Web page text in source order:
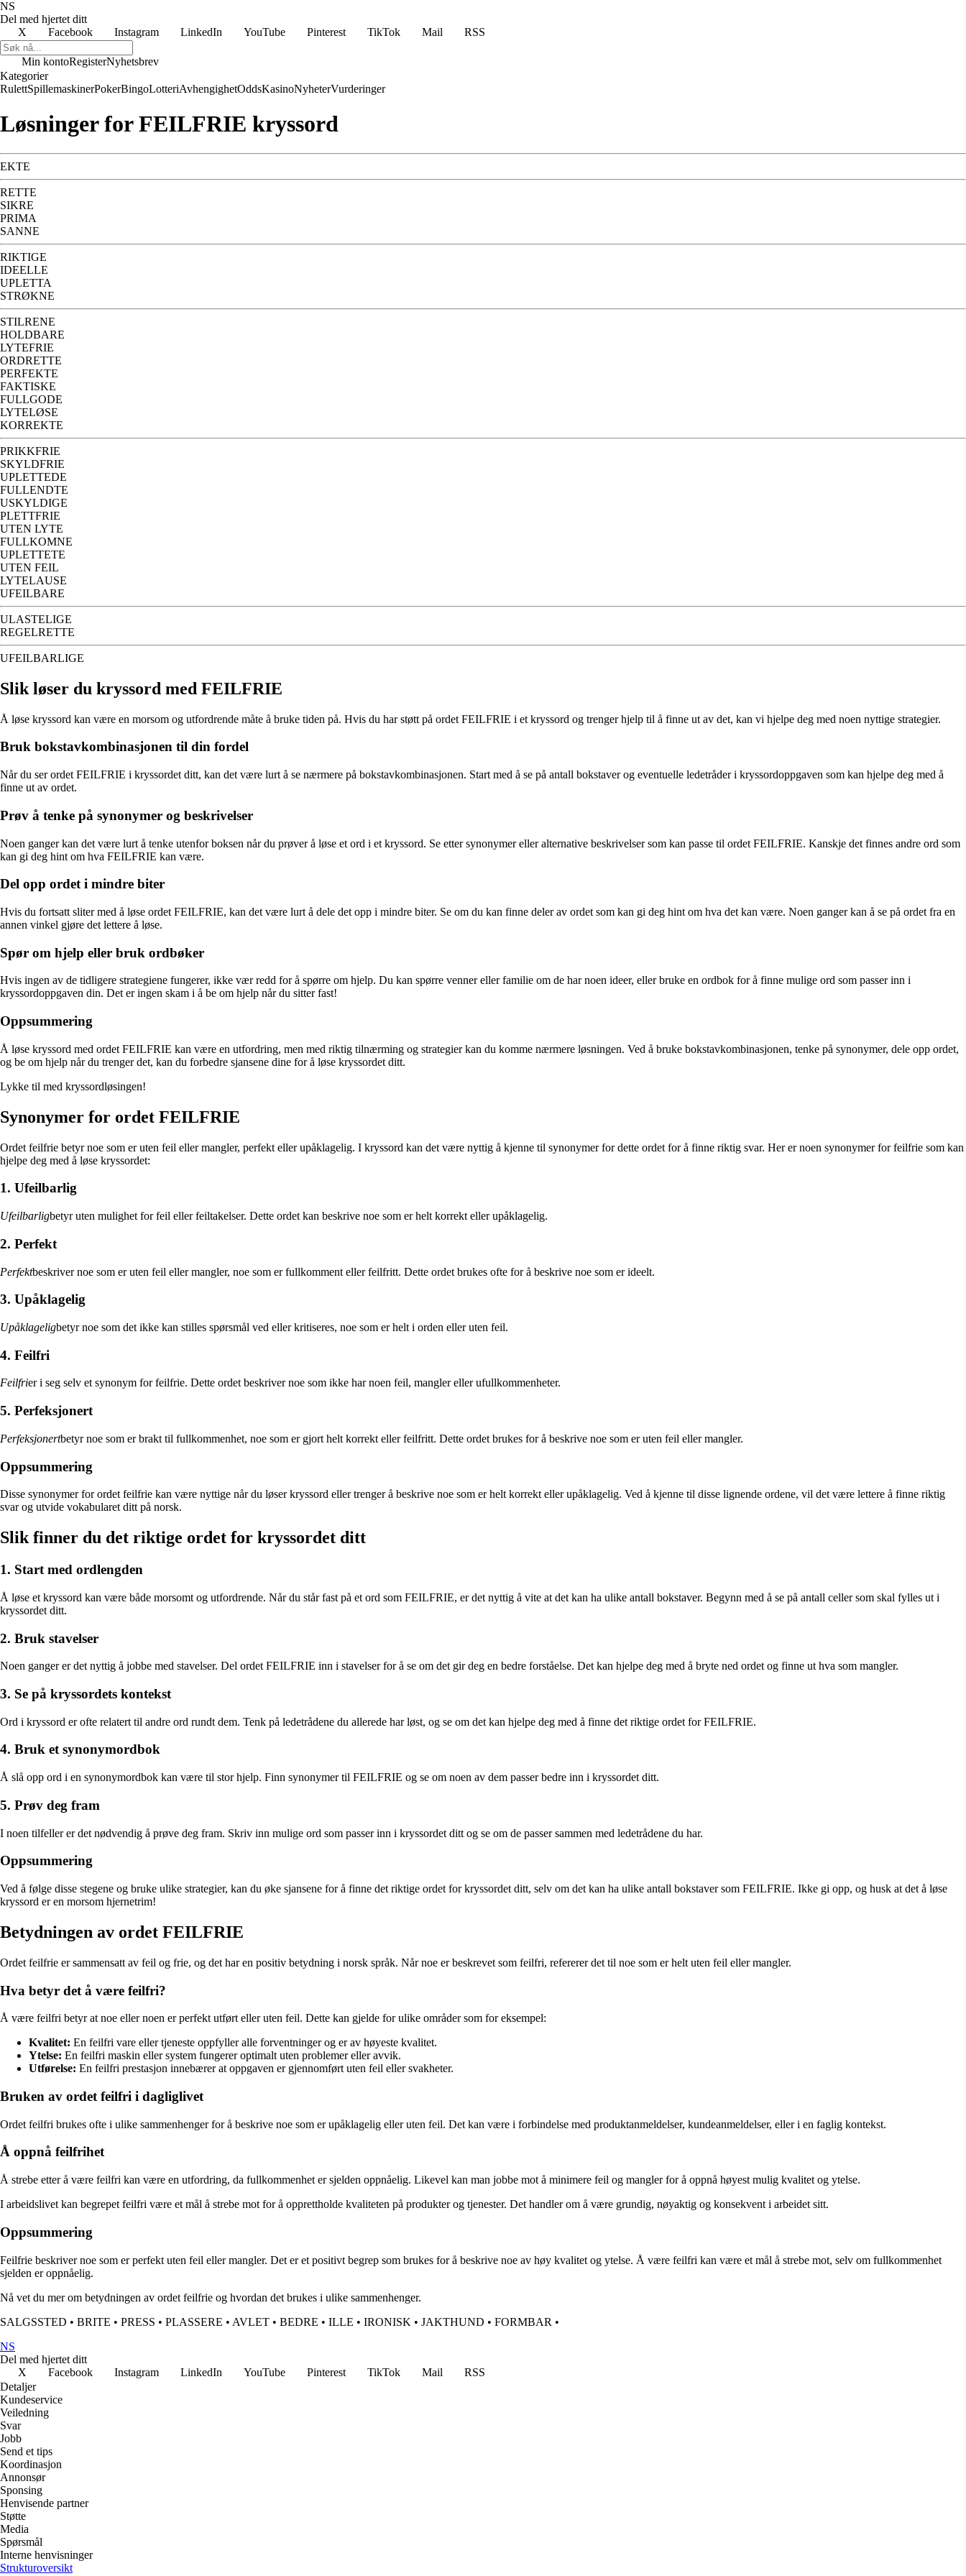
NS
Del med hjertet ditt
X
Facebook Instagram LinkedIn YouTube Pinterest TikTok Mail RSS
Min kontoRegisterNyhetsbrev
Kategorier
RulettSpillemaskinerPokerBingoLotteriAvhengighetOddsKasinoNyheterVurderinger
Løsninger for FEILFRIE kryssord
EKTE
RETTE
SIKRE
PRIMA
SANNE
RIKTIGE
IDEELLE
UPLETTA
STRØKNE
STILRENE
HOLDBARE
LYTEFRIE
ORDRETTE
PERFEKTE
FAKTISKE
FULLGODE
LYTELØSE
KORREKTE
PRIKKFRIE
SKYLDFRIE
UPLETTEDE
FULLENDTE
USKYLDIGE
PLETTFRIE
UTEN LYTE
FULLKOMNE
UPLETTETE
UTEN FEIL
LYTELAUSE
UFEILBARE
ULASTELIGE
REGELRETTE
UFEILBARLIGE
Slik løser du kryssord med FEILFRIE
Å løse kryssord kan være en morsom og utfordrende måte å bruke tiden på. Hvis du har støtt på ordet FEILFRIE i et kryssord og trenger hjelp til å finne ut av det, kan vi hjelpe deg med noen nyttige strategier.
Bruk bokstavkombinasjonen til din fordel
Når du ser ordet FEILFRIE i kryssordet ditt, kan det være lurt å se nærmere på bokstavkombinasjonen. Start med å se på antall bokstaver og eventuelle ledetråder i kryssordoppgaven som kan hjelpe deg med å
finne ut av ordet.
Prøv å tenke på synonymer og beskrivelser
Noen ganger kan det være lurt å tenke utenfor boksen når du prøver å løse et ord i et kryssord. Se etter synonymer eller alternative beskrivelser som kan passe til ordet FEILFRIE. Kanskje det finnes andre ord som
kan gi deg hint om hva FEILFRIE kan være.
Del opp ordet i mindre biter
Hvis du fortsatt sliter med å løse ordet FEILFRIE, kan det være lurt å dele det opp i mindre biter. Se om du kan finne deler av ordet som kan gi deg hint om hva det kan være. Noen ganger kan å se på ordet fra en
annen vinkel gjøre det lettere å løse.
Spør om hjelp eller bruk ordbøker
Hvis ingen av de tidligere strategiene fungerer, ikke vær redd for å spørre om hjelp. Du kan spørre venner eller familie om de har noen ideer, eller bruke en ordbok for å finne mulige ord som passer inn i
kryssordoppgaven din. Det er ingen skam i å be om hjelp når du sitter fast!
Oppsummering
Å løse kryssord med ordet FEILFRIE kan være en utfordring, men med riktig tilnærming og strategier kan du komme nærmere løsningen. Ved å bruke bokstavkombinasjonen, tenke på synonymer, dele opp ordet,
og be om hjelp når du trenger det, kan du forbedre sjansene dine for å løse kryssordet ditt.
Lykke til med kryssordløsingen!
Synonymer for ordet FEILFRIE
Ordet feilfrie betyr noe som er uten feil eller mangler, perfekt eller upåklagelig. I kryssord kan det være nyttig å kjenne til synonymer for dette ordet for å finne riktig svar. Her er noen synonymer for feilfrie som kan
hjelpe deg med å løse kryssordet:
1. Ufeilbarlig
Ufeilbarligbetyr uten mulighet for feil eller feiltakelser. Dette ordet kan beskrive noe som er helt korrekt eller upåklagelig.
2. Perfekt
Perfektbeskriver noe som er uten feil eller mangler, noe som er fullkomment eller feilfritt. Dette ordet brukes ofte for å beskrive noe som er ideelt.
3. Upåklagelig
Upåklageligbetyr noe som det ikke kan stilles spørsmål ved eller kritiseres, noe som er helt i orden eller uten feil.
4. Feilfri
Feilfrier i seg selv et synonym for feilfrie. Dette ordet beskriver noe som ikke har noen feil, mangler eller ufullkommenheter.
5. Perfeksjonert
Perfeksjonertbetyr noe som er brakt til fullkommenhet, noe som er gjort helt korrekt eller feilfritt. Dette ordet brukes for å beskrive noe som er uten feil eller mangler.
Oppsummering
Disse synonymer for ordet feilfrie kan være nyttige når du løser kryssord eller trenger å beskrive noe som er helt korrekt eller upåklagelig. Ved å kjenne til disse lignende ordene, vil det være lettere å finne riktig
svar og utvide vokabularet ditt på norsk.
Slik finner du det riktige ordet for kryssordet ditt
1. Start med ordlengden
Å løse et kryssord kan være både morsomt og utfordrende. Når du står fast på et ord som FEILFRIE, er det nyttig å vite at det kan ha ulike antall bokstaver. Begynn med å se på antall celler som skal fylles ut i
kryssordet ditt.
2. Bruk stavelser
Noen ganger er det nyttig å jobbe med stavelser. Del ordet FEILFRIE inn i stavelser for å se om det gir deg en bedre forståelse. Det kan hjelpe deg med å bryte ned ordet og finne ut hva som mangler.
3. Se på kryssordets kontekst
Ord i kryssord er ofte relatert til andre ord rundt dem. Tenk på ledetrådene du allerede har løst, og se om det kan hjelpe deg med å finne det riktige ordet for FEILFRIE.
4. Bruk et synonymordbok
Å slå opp ord i en synonymordbok kan være til stor hjelp. Finn synonymer til FEILFRIE og se om noen av dem passer bedre inn i kryssordet ditt.
5. Prøv deg fram
I noen tilfeller er det nødvendig å prøve deg fram. Skriv inn mulige ord som passer inn i kryssordet ditt og se om de passer sammen med ledetrådene du har.
Oppsummering
Ved å følge disse stegene og bruke ulike strategier, kan du øke sjansene for å finne det riktige ordet for kryssordet ditt, selv om det kan ha ulike antall bokstaver som FEILFRIE. Ikke gi opp, og husk at det å løse
kryssord er en morsom hjernetrim!
Betydningen av ordet FEILFRIE
Ordet feilfrie er sammensatt av feil og frie, og det har en positiv betydning i norsk språk. Når noe er beskrevet som feilfri, refererer det til noe som er helt uten feil eller mangler.
Hva betyr det å være feilfri?
Å være feilfri betyr at noe eller noen er perfekt utført eller uten feil. Dette kan gjelde for ulike områder som for eksempel:
Kvalitet: En feilfri vare eller tjeneste oppfyller alle forventninger og er av høyeste kvalitet.
Ytelse: En feilfri maskin eller system fungerer optimalt uten problemer eller avvik.
Utførelse: En feilfri prestasjon innebærer at oppgaven er gjennomført uten feil eller svakheter.
Bruken av ordet feilfri i dagliglivet
Ordet feilfri brukes ofte i ulike sammenhenger for å beskrive noe som er upåklagelig eller uten feil. Det kan være i forbindelse med produktanmeldelser, kundeanmeldelser, eller i en faglig kontekst.
Å oppnå feilfrihet
Å strebe etter å være feilfri kan være en utfordring, da fullkommenhet er sjelden oppnåelig. Likevel kan man jobbe mot å minimere feil og mangler for å oppnå høyest mulig kvalitet og ytelse.
I arbeidslivet kan begrepet feilfri være et mål å strebe mot for å opprettholde kvaliteten på produkter og tjenester. Det handler om å være grundig, nøyaktig og konsekvent i arbeidet sitt.
Oppsummering
Feilfrie beskriver noe som er perfekt uten feil eller mangler. Det er et positivt begrep som brukes for å beskrive noe av høy kvalitet og ytelse. Å være feilfri kan være et mål å strebe mot, selv om fullkommenhet
sjelden er oppnåelig.
Nå vet du mer om betydningen av ordet feilfrie og hvordan det brukes i ulike sammenhenger.
SALGSSTED • BRITE • PRESS • PLASSERE • AVLET • BEDRE • ILLE • IRONISK • JAKTHUND • FORMBAR •
NS
Del med hjertet ditt
X
Facebook Instagram LinkedIn YouTube Pinterest TikTok Mail
RSS
Detaljer
Kundeservice
Veiledning
Svar
Jobb
Send et tips
Koordinasjon
Annonsør
Sponsing
Henvisende partner
Støtte
Media
Spørsmål
Interne henvisninger
Strukturoversikt